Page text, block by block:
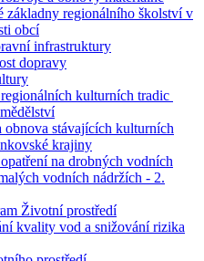
základny regionálního školství v
obcí
infrastruktury
dopravy
kulturních tradic
obnova stávajících kulturních
krajiny
na drobných vodních
vodních nádržích - 2.
Životní prostředí
kvality vod a snižování rizika